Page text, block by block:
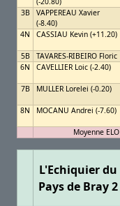
3B
VAPPEREAU Xavier
(-8.40)
4N CASSIAU Kevin (+11.20)
5B TAVARES-RIBEIRO Floric
6N
CAVELLIER Loic (-2.40)
7B MULLER Lorelei (-0.20)
8N MOCANU Andrei (-7.60)
Moyenne ELO
L'Echiquier du
Pays de Bray 2